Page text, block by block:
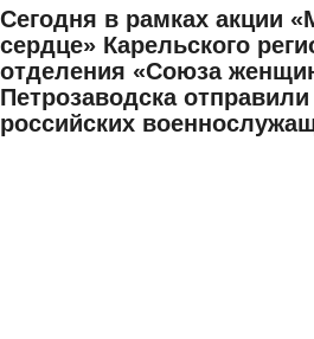
Сегодня в рамках акции
сердце» Карельского
отделения «Союза
Петрозаводска
российских